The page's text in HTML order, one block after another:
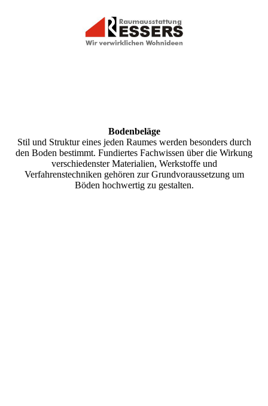
Boden­beläge
Stil und Struktur eines jeden Raumes werden besonders durch
den Boden bestimmt. Fundiertes Fachwissen über die Wirkung
verschiedenster Materialien, Werkstoffe und
Verfahrenstechniken gehören zur Grundvoraussetzung um
Böden hochwertig zu gestalten.